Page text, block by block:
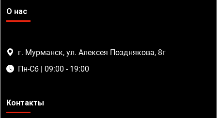
О нас
г. Мурманск, ул. Алексея Позднякова, 8г
Пн-Сб | 09:00 - 19:00
Контакты